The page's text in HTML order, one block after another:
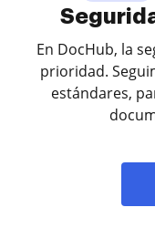
En DocHub, la
prioridad.
estándares,